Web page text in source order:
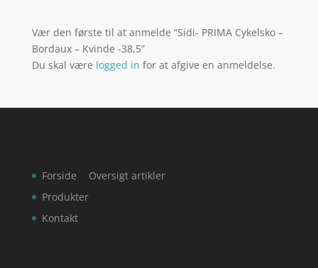
Vær den første til at anmelde “Sidi- PRIMA Cykelsko –
Bordaux – Kvinde -38,5”
Du skal være logged in for at afgive en anmeldelse.
Forside
Produkter
Kontakt
Oversigt artikler